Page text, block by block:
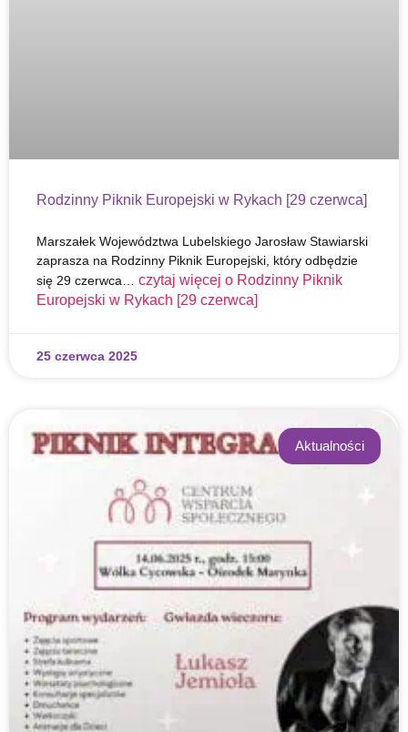
Rodzinny Piknik Europejski w Rykach [29 czerwca]
Marszałek Województwa Lubelskiego Jarosław Stawiarski
zaprasza na Rodzinny Piknik Europejski, który odbędzie
się 29 czerwca… czytaj więcej o Rodzinny Piknik
Europejski w Rykach [29 czerwca]
25 czerwca 2025
Aktualności